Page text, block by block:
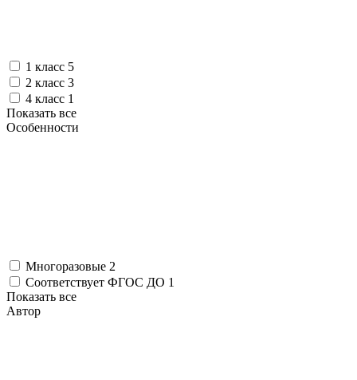
1 класс 5
2 класс 3
4 класс 1
Показать все
Особенности
Многоразовые 2
Соответствует ФГОС ДО 1
Показать все
Автор